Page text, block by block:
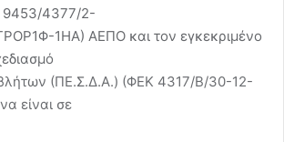
4377/2-
1ΗΑ) ΑΕΠΟ και τον εγκεκριμένο
(ΠΕ.Σ.Δ.Α.) (ΦΕΚ 4317/Β/30-12-
είναι σε